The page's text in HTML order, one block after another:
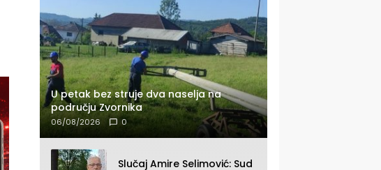
U petak bez struje dva naselja na
području Zvornika
06/08/2026 0
Slučaj Amire Selimović: Sud